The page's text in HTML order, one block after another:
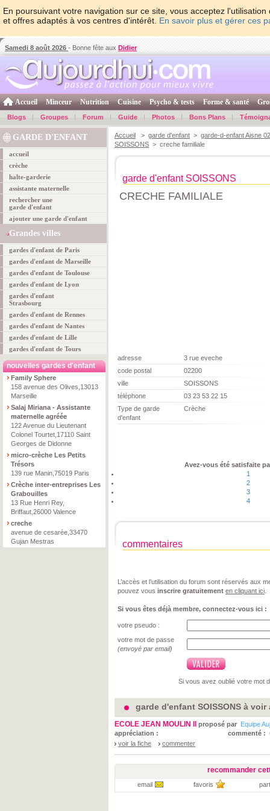
En poursuivant votre navigation sur ce site, vous acceptez
et offres adaptés à vos centres d'intérêt. En savoir plus et gérer ces
Samedi 8 août 2026 - Bonne fête aux Didier
Accueil Minceur Nutrition Cuisine Psycho & tests Forme & santé
Blogs Groupes Forum Guide Photos Bons Plans
GARDE D'ENFANT
accueil
crèche
halte-garderie
assistante maternelle
rechercher une
garde d'enfant
ajouter une garde d'enfant
Grandes villes
gardes d'enfant de Paris
gardes d'enfant de Marseille
gardes d'enfant de Toulouse
gardes d'enfant de Lyon
gardes d'enfant
Strasbourg
gardes d'enfant de Rennes
gardes d'enfant de Nantes
gardes d'enfant de Lille
gardes d'enfant de Tours
nouvelles gardes d'enfant
Family Sphere
158 avenue des Olives,13013
Marseille
Salaj Miriana - Assistante
maternelle agréée
122 Avenue du Lieutenant
Colonel Tourtet,17110 Saint
Georges de Didonne
micro-crèche Les Petits
Trésors
139 rue Manin,75019 Paris
Crèche inter-entreprises Les
Grabouilles
13 Rue Henri Rey,
Briffaut,26000 Valence
creche
avenue de cesarée,33470
Gujan Mestras
Accueil > garde d'enfant > garde-d-enfant Aisne 02
SOISSONS > creche familiale
garde d'enfant SOISSONS
CRECHE FAMILIALE
adresse
3 rue eveche
code postal
02200
ville
SOISSONS
téléphone
03 23 53 22 15
Type de garde
d'enfant
Crèche
Avez-vous été satisfaite
1
2
3
4
commentaires
L’accès et l’utilisation du forum sont réservés aux
pouvez vous inscrire gratuitement en cliquant ici
Si vous êtes déjà membre, connectez-vous ici :
votre pseudo :
votre mot de passe
(envoyé par email)
Si vous avez oublié votre mot
garde d'enfant SOISSONS à voir
ECOLE JEAN MOULIN II proposé par Equipe
appréciation :
commenté :
voir la fiche
commenter
recommander
email favoris